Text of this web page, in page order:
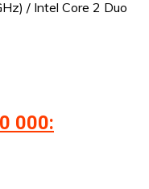
/ Intel Core 2 Duo
000: